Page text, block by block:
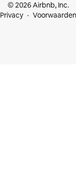
© 2026 Airbnb, Inc.
Privacy
Voorwaarden